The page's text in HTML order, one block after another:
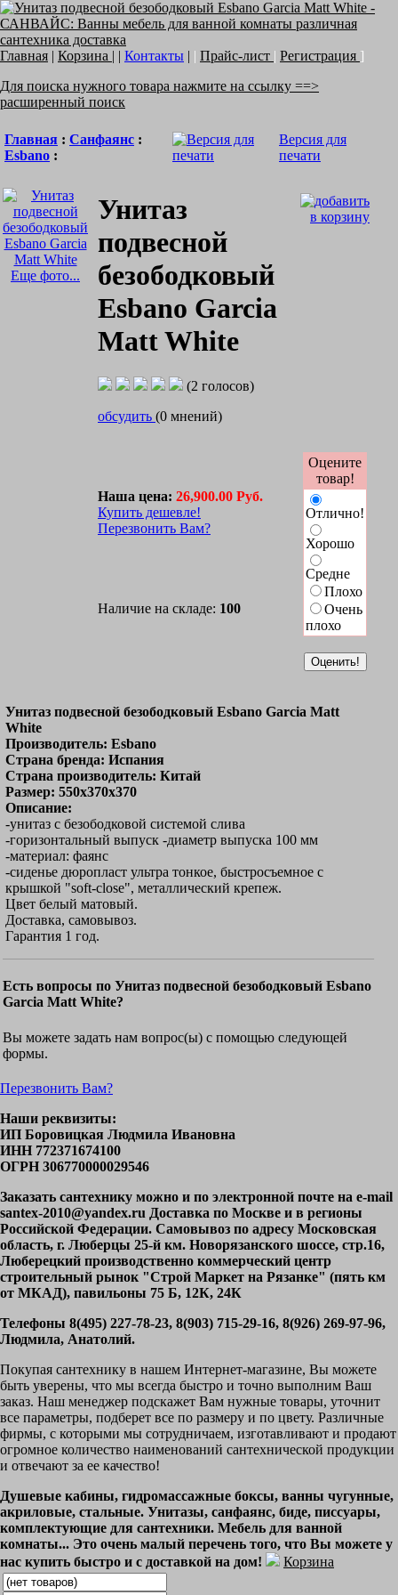
Главная | Корзина | | Контакты | | Прайс-лист | Регистрация ]
Для поиска нужного товара нажмите на ссылку ==>
расширенный поиск
Главная : Санфаянс :
Esbano :
Версия для
печати
Еще фото...
Унитаз
подвесной
безободковый
Esbano Garcia
Matt White
(2 голосов)
обсудить (0 мнений)
Наша цена: 26,900.00 Руб.
Купить дешевле!
Перезвонить Вам?
Оцените
товар!
Отлично!
Хорошо
Средне
Плохо
Очень
плохо
Наличие на складе: 100
Унитаз подвесной безободковый Esbano Garcia Matt
White
Производитель: Esbano
Страна бренда: Испания
Страна производитель: Китай
Размер: 550x370x370
Описание:
-унитаз с безободковой системой слива
-горизонтальный выпуск -диаметр выпуска 100 мм
-материал: фаянс
-сиденье дюропласт ультра тонкое, быстросъемное с
крышкой "soft-close", металлический крепеж.
Цвет белый матовый.
Доставка, самовывоз.
Гарантия 1 год.
Есть вопросы по Унитаз подвесной безободковый Esbano
Garcia Matt White?
Вы можете задать нам вопрос(ы) с помощью следующей
формы.
Перезвонить Вам?
Наши реквизиты:
ИП Боровицкая Людмила Ивановна
ИНН 772371674100
ОГРН 306770000029546
Заказать сантехнику можно и по электронной почте на e-mail
santex-2010@yandex.ru Доставка по Москве и в регионы
Российской Федерации. Самовывоз по адресу Московская
область, г. Люберцы 25-й км. Новорязанского шоссе, стр.16,
Люберецкий производственно коммерческий центр
строительный рынок "Строй Маркет на Рязанке" (пять км
от МКАД), павильоны 75 Б, 12К, 24К
Телефоны 8(495) 227-78-23, 8(903) 715-29-16, 8(926) 269-97-96,
Людмила, Анатолий.
Покупая сантехнику в нашем Интернет-магазине, Вы можете
быть уверены, что мы всегда быстро и точно выполним Ваш
заказ. Наш менеджер подскажет Вам нужные товары, уточнит
все параметры, подберет все по размеру и по цвету. Различные
фирмы, с которыми мы сотрудничаем, изготавливают и продают
огромное количество наименований сантехнической продукции
и отвечают за ее качество!
Душевые кабины, гидромассажные боксы, ванны чугунные,
акриловые, стальные. Унитазы, санфаянс, биде, писсуары,
комплектующие для сантехники. Мебель для ванной
комнаты... Это очень малый перечень того, что Вы можете у
нас купить быстро и с доставкой на дом!
Корзина